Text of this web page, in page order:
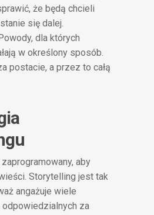
że będą chcieli
się dalej.
dla których
w określony sposób.
postacie, a przez to całą
aby
Storytelling jest tak
angażuje wiele
za